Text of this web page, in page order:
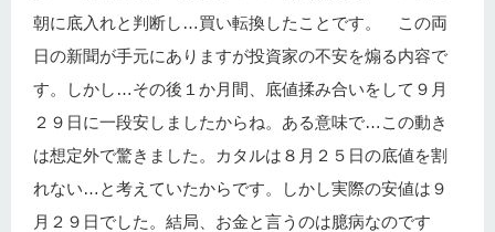
朝に底入れと判断し…買い転換したことです。 この両
日の新聞が手元にありますが投資家の不安を煽る内容で
す。しかし…その後１か月間、底値揉み合いをして９月
２９日に一段安しましたからね。ある意味で…この動き
は想定外で驚きました。カタルは８月２５日の底値を割
れない…と考えていたからです。しかし実際の安値は９
月２９日でした。結局、お金と言うのは臆病なのです